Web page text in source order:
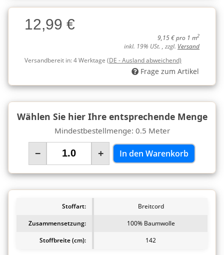
Charge
Charge12,99 €
9,15 € pro 1 m2
inkl. 19% USt. , zzgl. Versand
Versandbereit in:4 Werktage (DE - Ausland abweichend)
Frage zum Artikel
Wählen Sie hier Ihre entsprechende Menge
Mindestbestellmenge: 0.5 Meter
− + In den Warenkorb
Stoffart:
Breitcord
Zusammensetzung:
100% Baumwolle
Stoffbreite (cm):
142